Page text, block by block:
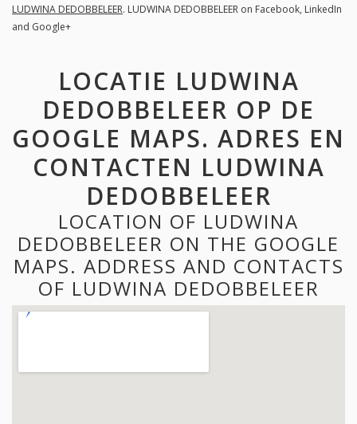
LUDWINA DEDOBBELEER. LUDWINA DEDOBBELEER on Facebook, LinkedIn
and Google+
LOCATIE LUDWINA
DEDOBBELEER OP DE
GOOGLE MAPS. ADRES EN
CONTACTEN LUDWINA
DEDOBBELEER
LOCATION OF LUDWINA
DEDOBBELEER ON THE GOOGLE
MAPS. ADDRESS AND CONTACTS
OF LUDWINA DEDOBBELEER